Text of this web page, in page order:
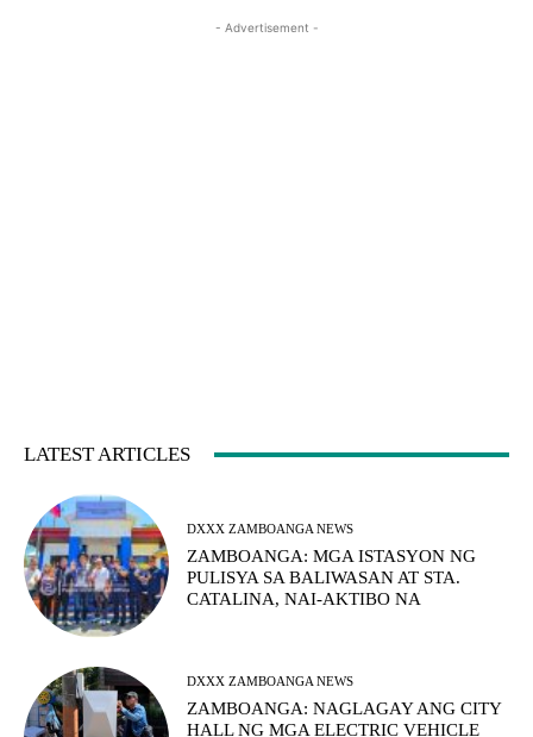
- Advertisement -
LATEST ARTICLES
DXXX ZAMBOANGA NEWS
ZAMBOANGA: MGA ISTASYON NG
PULISYA SA BALIWASAN AT STA.
CATALINA, NAI-AKTIBO NA
DXXX ZAMBOANGA NEWS
ZAMBOANGA: NAGLAGAY ANG CITY
HALL NG MGA ELECTRIC VEHICLE